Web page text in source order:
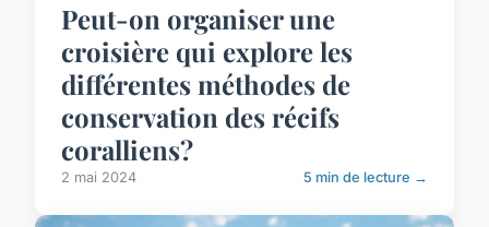
Peut-on organiser une
croisière qui explore les
différentes méthodes de
conservation des récifs
coralliens?
2 mai 2024 5 min de lecture →